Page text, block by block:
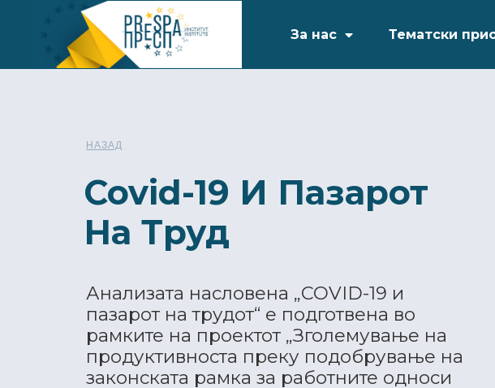
За нас Тематски
НАЗАД
Covid-19 И Пазарот
На Труд
Анализата насловена „COVID-19 и
пазарот на трудот“ е подготвена во
рамките на проектот „Зголемување на
продуктивноста преку подобрување на
законската рамка за работните односи